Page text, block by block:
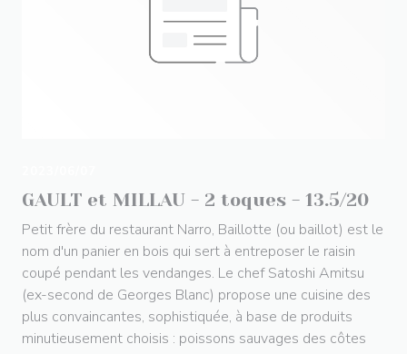
GAULT et MILLAU - 2 toques - 13.5/20
Petit frère du restaurant Narro, Baillotte (ou baillot) est le
nom d'un panier en bois qui sert à entreposer le raisin
coupé pendant les vendanges. Le chef Satoshi Amitsu
(ex-second de Georges Blanc) propose une cuisine des
plus convaincantes, sophistiquée, à base de produits
minutieusement choisis : poissons sauvages des côtes